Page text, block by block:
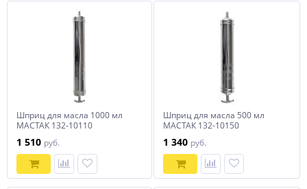
Шприц для масла 1000 мл
МАСТАК 132-10110
1 510 руб.
Шприц для масла 500 мл
МАСТАК 132-10150
1 340 руб.